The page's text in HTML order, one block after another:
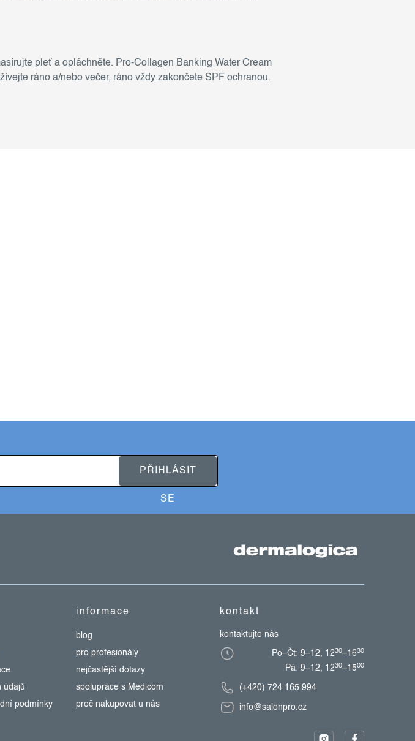
pleť a opláchněte. Pro-Collagen Banking Water Cream
ráno a/nebo večer, ráno vždy zakončete SPF ochranou.
PŘIHLÁSIT
SE
údajů
podmínky
informace
blog
pro profesionály
nejčastější dotazy
spolupráce s Medicom
proč nakupovat u nás
kontakt
kontaktujte nás
Po–Čt: 9–12, 1230–1630
Pá: 9–12, 1230–1500
(+420) 724 165 994
info@salonpro.cz